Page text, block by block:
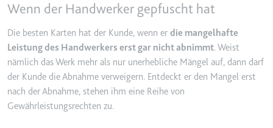
Zweck:
Wird verwendet, um Daten zu
Google Analytics über das Gerät
und das Verhalten des Besuchers
zu senden. Erfasst den Besucher
über Geräte und Marketingkanäle
hinweg.
Ablauf:
2 Jahre
YouTube-Videos zu schätzen.
Ablauf:
180 Tage
Typ:
HTTP-Cookie
YSC
Anbieter:
youtube.com
Wenn der Handwerker gepfuscht hat
Die besten Karten hat der Kunde, wenn er die mangelhafte
Leistung des Handwerkers erst gar nicht abnimmt. Weist
nämlich das Werk mehr als nur unerhebliche Mängel auf, dann darf
der Kunde die Abnahme verweigern. Entdeckt er den Mangel erst
nach der Abnahme, stehen ihm eine Reihe von
Gewährleistungsrechten zu.